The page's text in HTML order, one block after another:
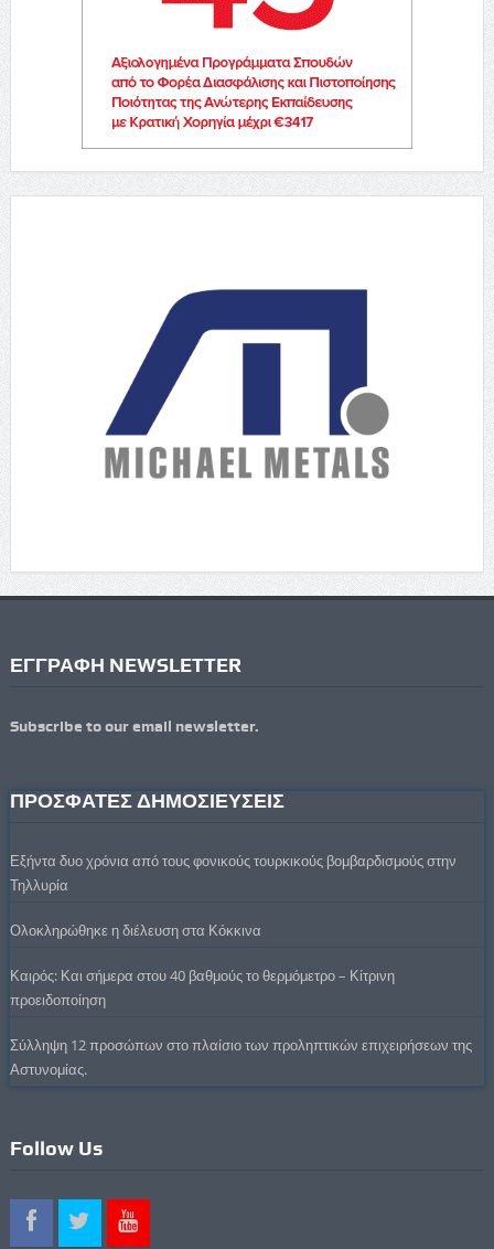
ΕΓΓΡΑΦΗ NEWSLETTER
Subscribe to our email newsletter.
ΠΡΟΣΦΑΤΕΣ ΔΗΜΟΣΙΕΥΣΕΙΣ
Εξήντα δυο χρόνια από τους φονικούς τουρκικούς βομβαρδισμούς στην
Τηλλυρία
Ολοκληρώθηκε η διέλευση στα Κόκκινα
Καιρός: Και σήμερα στου 40 βαθμούς το θερμόμετρο – Κίτρινη
προειδοποίηση
Σύλληψη 12 προσώπων στο πλαίσιο των προληπτικών επιχειρήσεων της
Αστυνομίας.
Follow Us